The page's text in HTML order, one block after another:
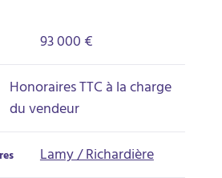
93 000 €
Honoraires TTC à la charge
du vendeur
Lamy / Richardière